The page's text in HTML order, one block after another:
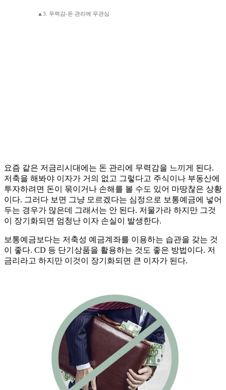
▲3. 무력감-돈 관리에 무관심
요즘 같은 저금리시대에는 돈 관리에 무력감을 느끼게 된다.
저축을 해봐야 이자가 거의 없고 그렇다고 주식이나 부동산에
투자하려면 돈이 묶이거나 손해를 볼 수도 있어 마땅찮은 상황
이다. 그러다 보면 그냥 모르겠다는 심정으로 보통예금에 넣어
두는 경우가 많은데 그래서는 안 된다. 저물가라 하지만 그것
이 장기화되면 엄청난 이자 손실이 발생한다.
보통예금보다는 저축성 예금계좌를 이용하는 습관을 갖는 것
이 좋다. CD 등 단기상품을 활용하는 것도 좋은 방법이다. 저
금리라고 하지만 이것이 장기화되면 큰 이자가 된다.